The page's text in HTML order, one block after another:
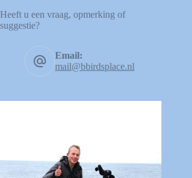
Heeft u een vraag, opmerking of
suggestie?
Email:
mail@bbirdsplace.nl